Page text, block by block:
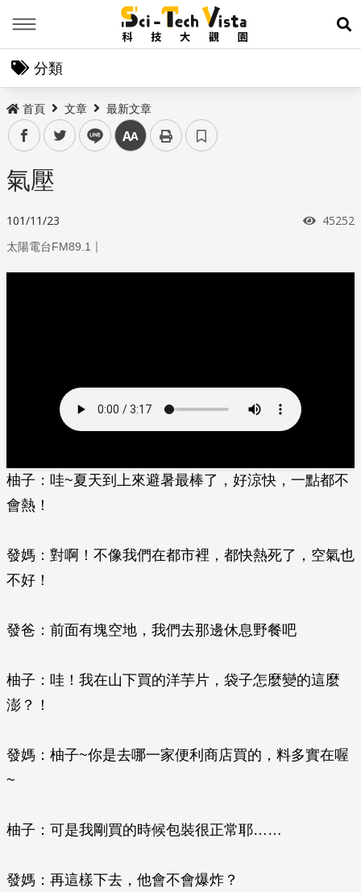
展
分類
首頁 文章 最新文章
facebooktwitter line 中
氣壓
101/11/23 瀏覽次
45252
太陽電台FM89.1 ｜
柚子：哇~夏天到上來避暑最棒了，好涼快，一點都不
會熱！
發媽：對啊！不像我們在都市裡，都快熱死了，空氣也
不好！
發爸：前面有塊空地，我們去那邊休息野餐吧
柚子：哇！我在山下買的洋芋片，袋子怎麼變的這麼
澎？！
發媽：柚子~你是去哪一家便利商店買的，料多實在喔
~
柚子：可是我剛買的時候包裝很正常耶……
發媽：再這樣下去，他會不會爆炸？